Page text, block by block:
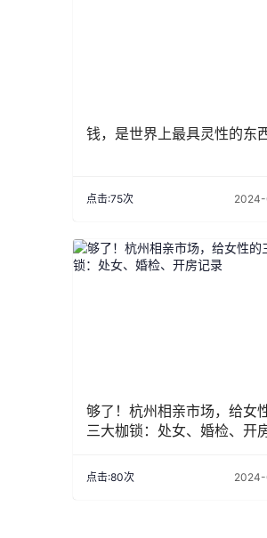
钱，是世界上最具灵性的东西
点击:75次
够了！杭州相亲市场，给女
三大枷锁：处女、婚检、开
点击:80次